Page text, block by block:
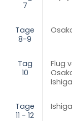
7
Tage
8-9
Tag
10
Flug
Tage
11 - 12